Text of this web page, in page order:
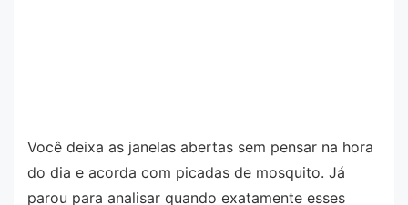
Você deixa as janelas abertas sem pensar na hora
do dia e acorda com picadas de mosquito. Já
parou para analisar quando exatamente esses